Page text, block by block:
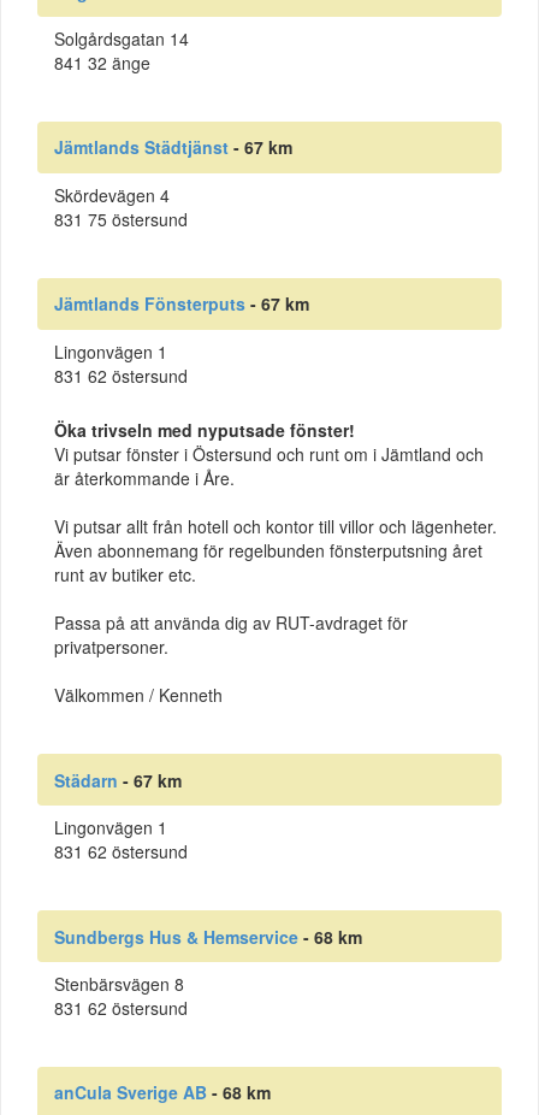
Solgårdsgatan 14
841 32 änge
Jämtlands Städtjänst - 67 km
Skördevägen 4
831 75 östersund
Jämtlands Fönsterputs - 67 km
Lingonvägen 1
831 62 östersund
Öka trivseln med nyputsade fönster!
Vi putsar fönster i Östersund och runt om i Jämtland och
är återkommande i Åre.
Vi putsar allt från hotell och kontor till villor och lägenheter.
Även abonnemang för regelbunden fönsterputsning året
runt av butiker etc.
Passa på att använda dig av RUT-avdraget för
privatpersoner.
Välkommen / Kenneth
Städarn - 67 km
Lingonvägen 1
831 62 östersund
Sundbergs Hus & Hemservice - 68 km
Stenbärsvägen 8
831 62 östersund
anCula Sverige AB - 68 km